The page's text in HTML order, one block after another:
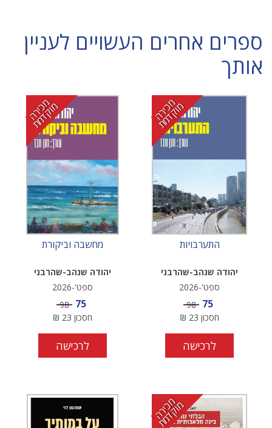
ספרים אחרים העשויים לעניין
אותך
מ
כ
י
ר
ה
מ
ו
ק
ד
מ
ת
התערבויות
יהודה שנהב-שהרבני
ספט'-2026
מחיר מבצע
75 מחיר
98
חסכון 23
₪
לרכישה
מ
כ
י
ר
ה
מ
ו
ק
ד
מ
ת
מחשבה וביקורת
יהודה שנהב-שהרבני
ספט'-2026
מחיר מבצע
75 מחיר
98
חסכון 23
₪
לרכישה
מ
כ
י
ר
ה
מ
ו
ק
ד
מ
ת